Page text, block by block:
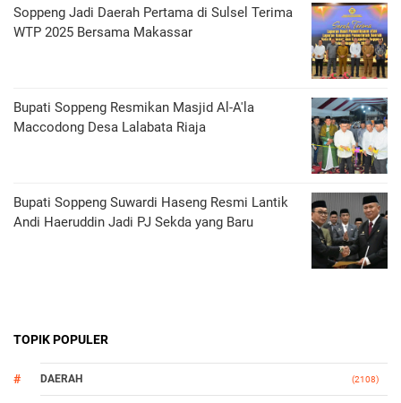
Soppeng Jadi Daerah Pertama di Sulsel Terima
WTP 2025 Bersama Makassar
Bupati Soppeng Resmikan Masjid Al-A'la
Maccodong Desa Lalabata Riaja
Bupati Soppeng Suwardi Haseng Resmi Lantik
Andi Haeruddin Jadi PJ Sekda yang Baru
TOPIK POPULER
DAERAH (2108)